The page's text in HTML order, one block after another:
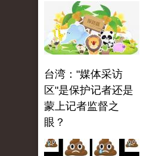
台湾："媒体采访
区"是保护记者还是
蒙上记者监督之
眼？